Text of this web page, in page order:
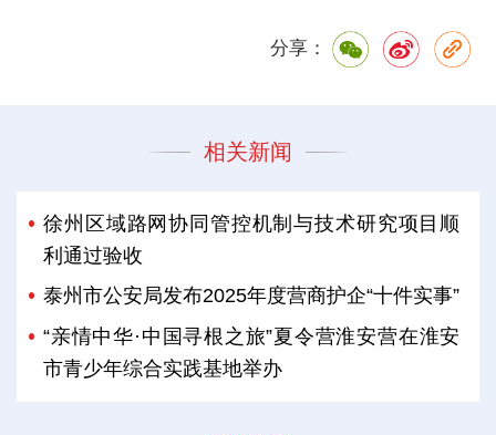
分享：
相关新闻
徐州区域路网协同管控机制与技术研究项目顺
利通过验收
泰州市公安局发布2025年度营商护企“十件实事”
“亲情中华·中国寻根之旅”夏令营淮安营在淮安
市青少年综合实践基地举办